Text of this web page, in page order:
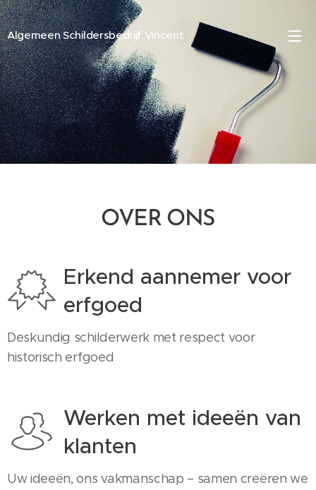
Algemeen Schildersbedrijf Vincent
OVER ONS
Erkend aannemer voor
erfgoed
Deskundig schilderwerk met respect voor
historisch erfgoed
Werken met ideeën van
klanten
Uw ideeën, ons vakmanschap – samen creëren we